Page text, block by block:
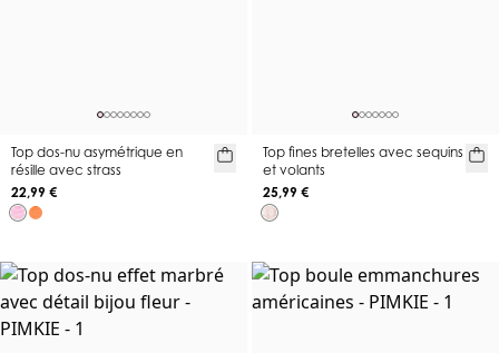
Top dos-nu asymétrique en
résille avec strass
22,99 €
Top fines bretelles avec sequins
et volants
25,99 €